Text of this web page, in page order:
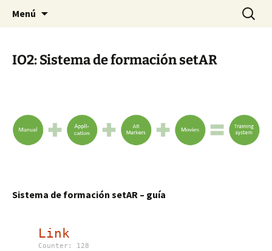
setAR
Safe Earthworks Training with the use of
Augmented Reality
Menú Buscar:
IO2: Sistema de formación setAR
Sistema de formación setAR – guía
Link
Counter: 128